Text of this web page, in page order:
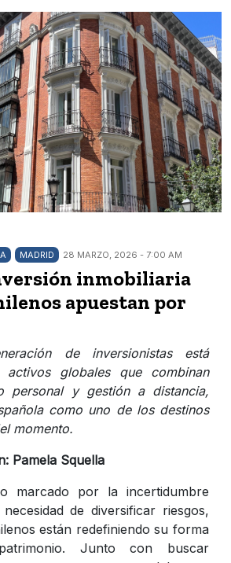
MADRID 28 MARZO, 2026 - 7:00 AM
inmobiliaria
apuestan por
de inversionistas está
activos globales que combinan
personal y gestión a distancia,
como uno de los destinos
momento.
Pamela Squella
marcado por la incertidumbre
de diversificar riesgos,
están redefiniendo su forma
Junto con buscar